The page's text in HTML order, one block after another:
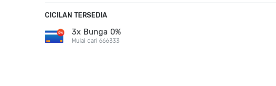
CICILAN TERSEDIA
3x Bunga 0%
Mulai dari 666333